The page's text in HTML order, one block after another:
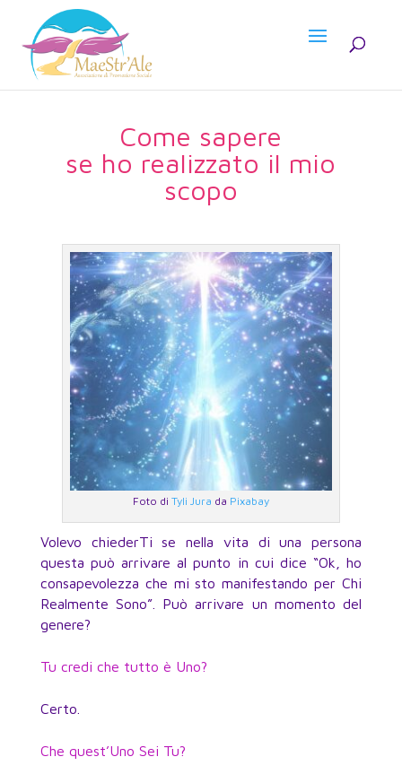
Come sapere
se ho realizzato il mio
scopo
Foto di Tyli Jura da Pixabay
Volevo chiederTi se nella vita di una persona
questa può arrivare al punto in cui dice “Ok, ho
consapevolezza che mi sto manifestando per Chi
Realmente Sono”. Può arrivare un momento del
genere?
Tu credi che tutto è Uno?
Certo.
Che quest’Uno Sei Tu?